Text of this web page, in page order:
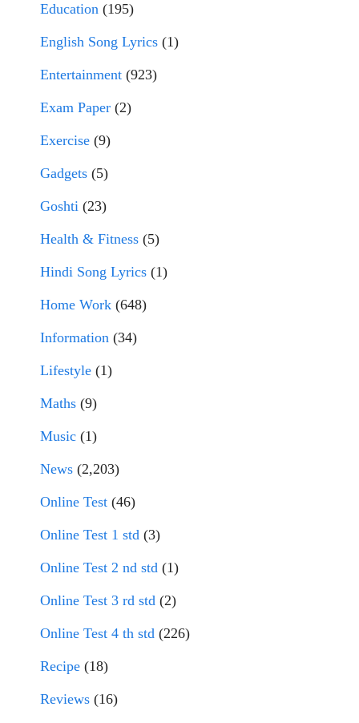
Education (195)
English Song Lyrics (1)
Entertainment (923)
Exam Paper (2)
Exercise (9)
Gadgets (5)
Goshti (23)
Health & Fitness (5)
Hindi Song Lyrics (1)
Home Work (648)
Information (34)
Lifestyle (1)
Maths (9)
Music (1)
News (2,203)
Online Test (46)
Online Test 1 std (3)
Online Test 2 nd std (1)
Online Test 3 rd std (2)
Online Test 4 th std (226)
Recipe (18)
Reviews (16)